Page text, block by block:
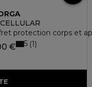
protection corps et
€ 5 1